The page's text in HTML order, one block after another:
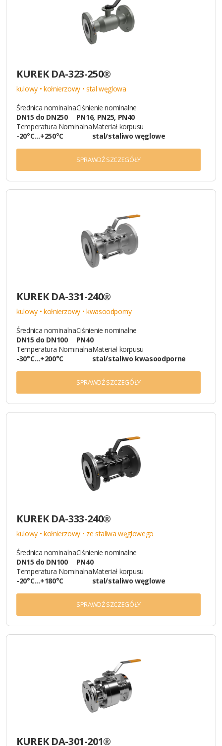
KUREK DA-323-250®
kulowy • kołnierzowy • stal węglowa
Średnica nominalna
DN15 do DN250
Ciśnienie nominalne
PN16, PN25, PN40
Temperatura Nominalna
-20°C…+250°C
Materiał korpusu
stal/staliwo węglowe
SPRAWDŹ SZCZEGÓŁY
KUREK DA-331-240®
kulowy • kołnierzowy • kwasoodporny
Średnica nominalna
DN15 do DN100
Ciśnienie nominalne
PN40
Temperatura Nominalna
-30°C…+200°C
Materiał korpusu
stal/staliwo kwasoodporne
SPRAWDŹ SZCZEGÓŁY
KUREK DA-333-240®
kulowy • kołnierzowy • ze staliwa węglowego
Średnica nominalna
DN15 do DN100
Ciśnienie nominalne
PN40
Temperatura Nominalna
-20°C…+180°C
Materiał korpusu
stal/staliwo węglowe
SPRAWDŹ SZCZEGÓŁY
KUREK DA-301-201®